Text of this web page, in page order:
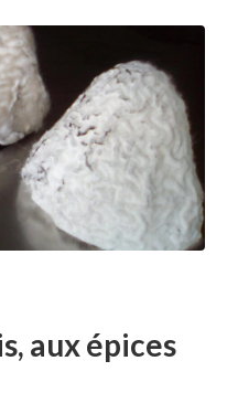
aux épices